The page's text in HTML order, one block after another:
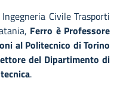
Civile Trasporti
Ferro è Professore
al Politecnico di Torino
del Dipartimento di
.